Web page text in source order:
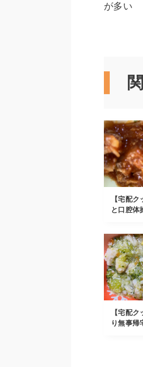
が多い
【宅配
と口腔体
【宅配
り無事帰